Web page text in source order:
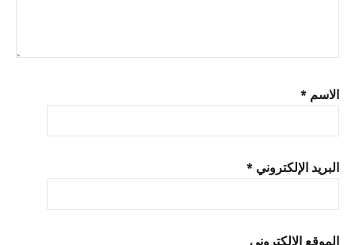
الاسم *
البريد الإلكتروني *
الموقع الإلكتروني